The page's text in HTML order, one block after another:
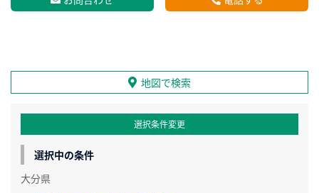
地図で検索
選択条件変更
選択中の条件
大分県